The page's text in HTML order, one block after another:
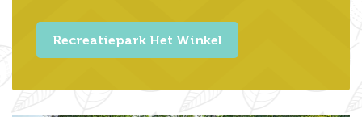
Recreatiepark Het Winkel